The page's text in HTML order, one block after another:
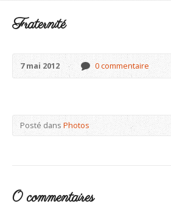
Fraternité
7 mai 2012 0 commentaire
Posté dansPhotos
0 commentaires